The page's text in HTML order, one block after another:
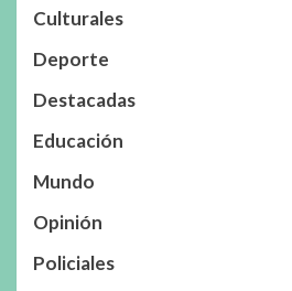
Culturales
Deporte
Destacadas
Educación
Mundo
Opinión
Policiales